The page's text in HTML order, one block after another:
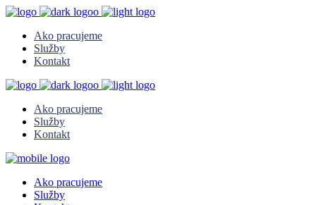
Ako pracujeme
Služby
Kontakt
Ako pracujeme
Služby
Kontakt
Ako pracujeme
Služby